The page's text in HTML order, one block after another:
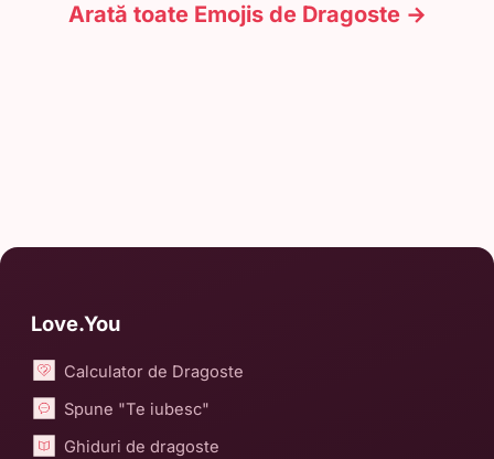
Arată toate Emojis de Dragoste →
Love.You
Calculator de Dragoste
Spune "Te iubesc"
Ghiduri de dragoste